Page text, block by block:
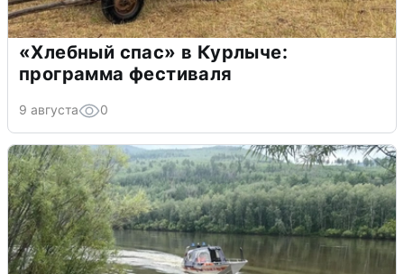
«Хлебный спас» в Курлыче:
программа фестиваля
9 августа 0